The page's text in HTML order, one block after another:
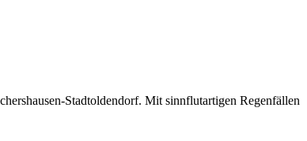
Stadtoldendorf. Mit sinnflutartigen Regenfällen